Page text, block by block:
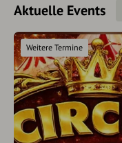
Aktuelle Events
Weitere Termine